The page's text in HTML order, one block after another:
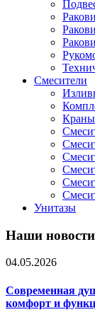
Смесители
Краны
Унитазы
Наши новости
04.05.2026
Современная
комфорт и